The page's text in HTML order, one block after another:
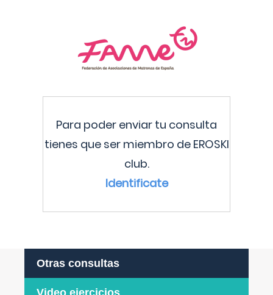
Para poder enviar tu consulta
tienes que ser miembro de EROSKI
club.
Identificate
Otras consultas
Video ejercicios